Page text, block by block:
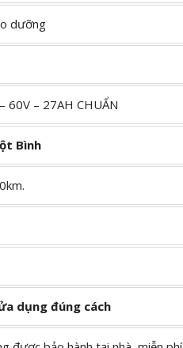
dưỡng
60V – 27AH CHUẨN
Bình
dụng đúng cách